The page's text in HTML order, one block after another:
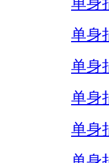
单身
单身
单身
单身